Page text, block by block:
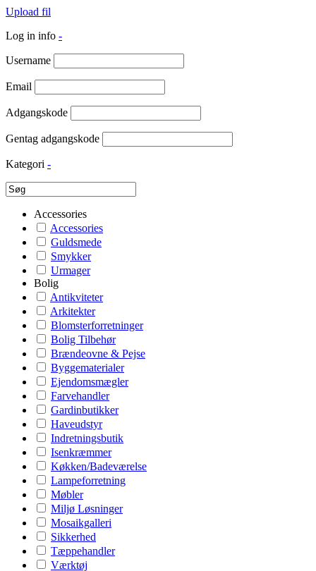
Upload fil
Log in info -
Username
Email
Adgangskode
Gentag adgangskode
Kategori -
Accessories
Accessories
Guldsmede
Smykker
Urmager
Bolig
Antikviteter
Arkitekter
Blomsterforretninger
Bolig Tilbehør
Brændeovne & Pejse
Byggematerialer
Ejendomsmægler
Farvehandler
Gardinbutikker
Haveudstyr
Indretningsbutik
Isenkræmmer
Køkken/Badeværelse
Lampeforretning
Møbler
Miljø Løsninger
Mosaikgalleri
Sikkerhed
Tæppehandler
Værktøj